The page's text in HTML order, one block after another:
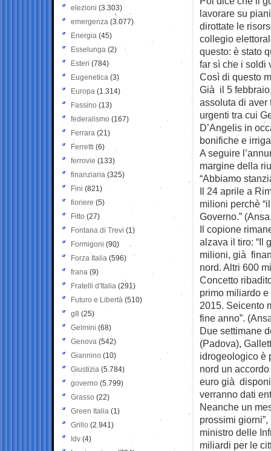
lavorare su
dirottate le
collegio
questo: è stato
far sì che i soldi
Così di questo
Già il 5
assoluta di aver
urgenti tra cui
D’Angelis in
bonifiche e
A seguire
margine della
“Abbiamo
Il 24 aprile a
milioni perchè
Governo.”
Il copione
alzava il tiro: “Il
milioni, già
nord. Altri 600
Concetto
primo miliardo
2015. Seicento
fine anno”.
Due settimane
(Padova),
idrogeologico è
nord un
euro già
verranno dati
Neanche un
prossimi
ministro delle
miliardi per le
elezioni (3.303)
emergenza (3.077)
Energia (45)
Esselunga (2)
Esteri (784)
Eugenetica (3)
Europa (1.314)
Fassino (13)
federalismo (167)
Ferrara (21)
Ferretti (6)
ferrovie (133)
finanziaria (325)
Fini (821)
fioriere (5)
Fitto (27)
Fontana di Trevi (1)
Formigoni (90)
Forza Italia (596)
frana (9)
Fratelli d'Italia (291)
Futuro e Libertà (510)
g8 (25)
Gelmini (68)
Genova (542)
Giannino (10)
Giustizia (5.784)
governo (5.799)
Grasso (22)
Green Italia (1)
Grillo (2.941)
Idv (4)